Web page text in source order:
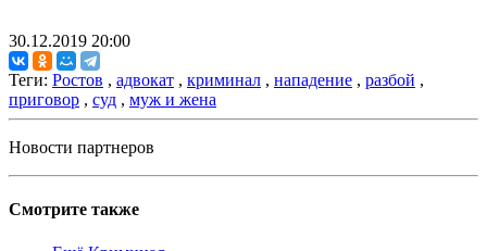
30.12.2019 20:00
Теги: Ростов , адвокат , криминал , нападение , разбой ,
приговор , суд , муж и жена
Новости партнеров
Смотрите также